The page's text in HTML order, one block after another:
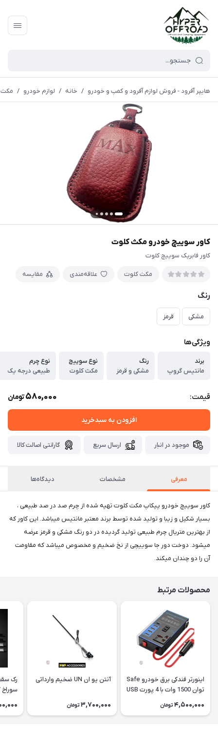
هایپر آفرود - فروش لوازم آفرود و کمپ و خودرو / خانه / لوازم خودرو / مکث
کاور سوییچ خودرو مکث کلوت
کاور فابریک سوییچ کلوت
مکث کلوت علاقه‌مندی مقایسه
رنگ
مشکی قرمز
ویژگی‌ها
برند
مانتیس گروپ
رنگ
مشکی و قرمز
نوع سوییج
مکث کلوت
نوع چرم
طبیعی درجه یک
قیمت: 580,000تومان
افزودن به سبدخرید
موجود در انبار ارسال سریع گارانتی اصالت کالا
معرفی مشخصات دیدگاه‌ها
کاور سوییچ خودرو پیکاپ مکث کلوت تهیه شده از چرم صد در صد طبیعی ،
بسیار شکیل و زیبا و تولید شده توسط برند معتبر مانتیس میباشد. این کاور که
از بهترین متریال چرم طبیعی تولید گردیده در دو رنگ مشکی و قرمز عرضه
میشود. دوخت دور جا سوییچی از نخ ضخیم و مخصوص میباشد که مقاومت
آن را دو چندان میکند.
محصولات مرتبط
اینورتر فندکی برق خودرو Safe
توان 1500 وات با 4 پورت USB
4,500,000 تومان
آنتن یو ان UN ضخیم وارداتی
3,700,000 تومان
رک